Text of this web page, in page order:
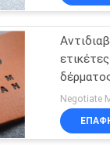
Negotiate